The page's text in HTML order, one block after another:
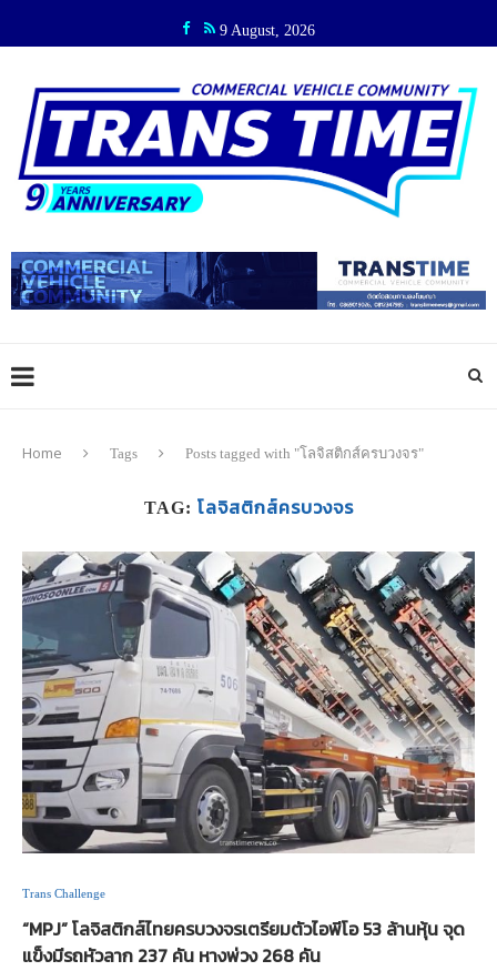
9 August, 2026
Home Tags Posts tagged with "โลจิสติกส์ครบวงจร"
TAG: โลจิสติกส์ครบวงจร
Trans Challenge
“MPJ” โลจิสติกส์ไทยครบวงจรเตรียมตัวไอพีโอ 53 ล้านหุ้น จุด
แข็งมีรถหัวลาก 237 คัน หางพ่วง 268 คัน